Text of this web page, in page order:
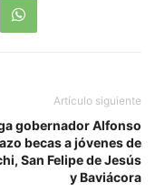
Artículo siguiente
gobernador Alfonso
becas a jóvenes de
San Felipe de Jesús
y Baviácora